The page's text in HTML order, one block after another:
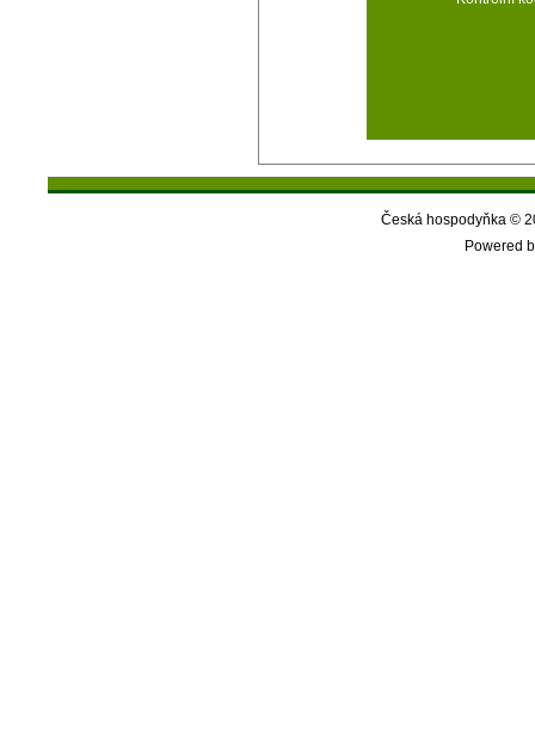
Česká hospodyňka ©
Powered